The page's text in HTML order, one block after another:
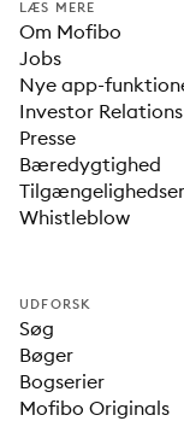
LÆS MERE
Om Mofibo
Jobs
Nye app-
Investor Relations
Presse
Bæredygtighed
Whistleblow
UDFORSK
Søg
Bøger
Bogserier
Mofibo Originals